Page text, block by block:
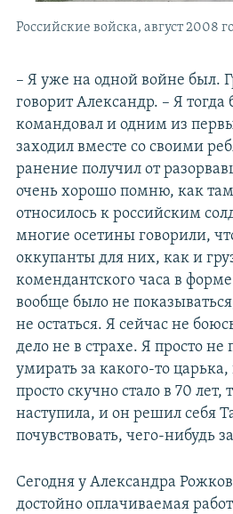
Российские войска, август 2008
– Я уже на одной войне был.
говорит Александр. – Я тогда
командовал и одним из
заходил вместе со своими
ранение получил от
очень хорошо помню, как
относилось к российским
многие осетины говорили,
оккупанты для них, как и
комендантского часа в
вообще было не
не остаться. Я сейчас не
дело не в страхе. Я просто
умирать за какого-то
просто скучно стало в 70
наступила, и он решил себя
почувствовать, чего-нибудь
Сегодня у Александра
достойно оплачиваемая